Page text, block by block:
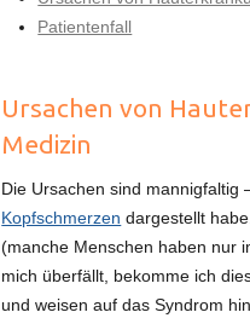
Patientenfall
Ursachen von
Medizin
Die Ursachen sind mannigfaltig
Kopfschmerzen dargestellt
(manche Menschen haben nur
mich überfällt, bekomme ich
und weisen auf das Syndrom